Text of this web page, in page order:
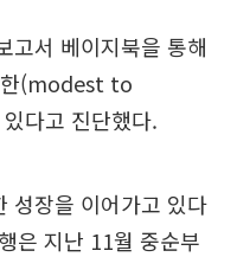
고서 베이지북을 통해
한(modest to
다고 진단했다.
성장을 이어가고 있다
은 지난 11월 중순부